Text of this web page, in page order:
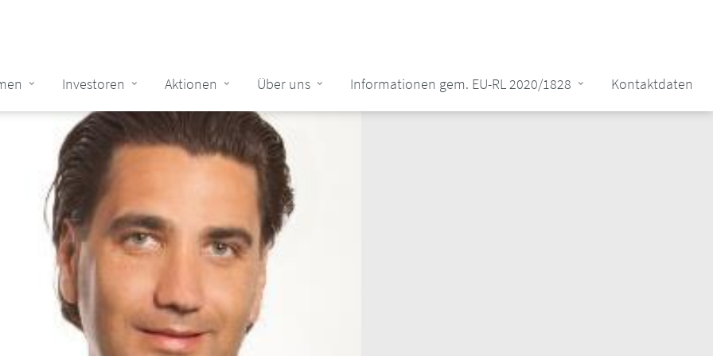
Investoren Aktionen Über uns Informationen gem. EU-RL 2020/1828 Kontaktdaten